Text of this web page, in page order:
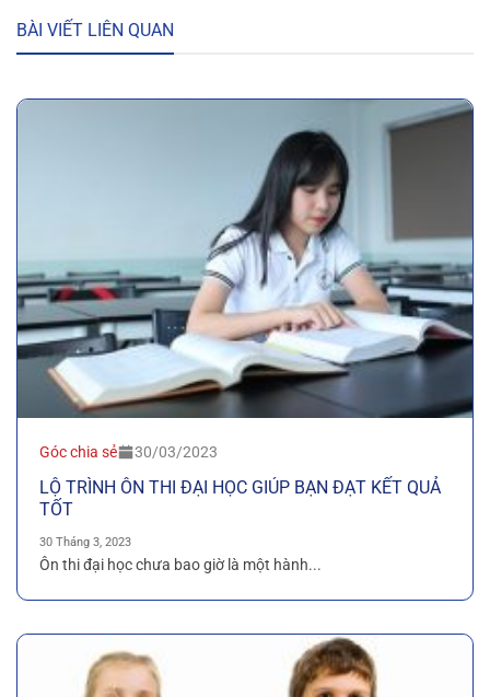
BÀI VIẾT LIÊN QUAN
Góc chia sẻ 30/03/2023
LỘ TRÌNH ÔN THI ĐẠI HỌC GIÚP BẠN ĐẠT KẾT QUẢ
TỐT
30 Tháng 3, 2023
Ôn thi đại học chưa bao giờ là một hành...